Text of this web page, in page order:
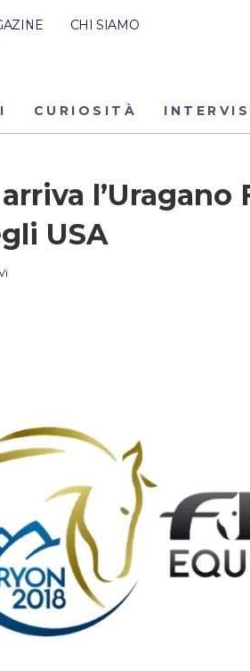
CHI SIAMO
CURIOSITÀ
USA